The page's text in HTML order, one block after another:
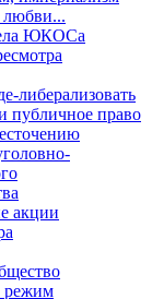
любви...
ЮКОСа
либерализовать
публичное право
акции
режим